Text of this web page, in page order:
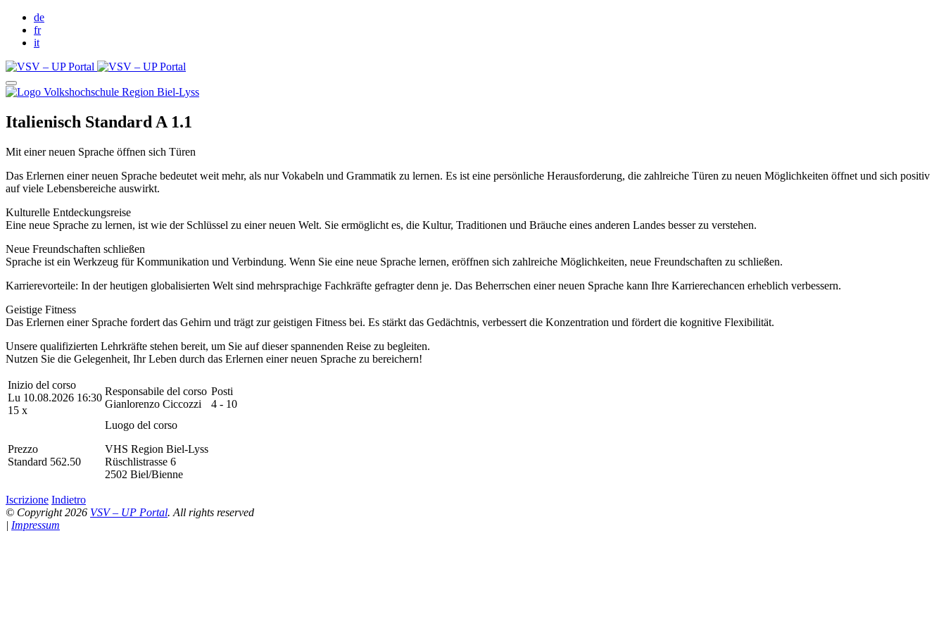
de
fr
it
Italienisch Standard A 1.1
Mit einer neuen Sprache öffnen sich Türen
Das Erlernen einer neuen Sprache bedeutet weit mehr, als nur Vokabeln und Grammatik zu lernen. Es ist eine persönliche Herausforderung, die zahlreiche Türen zu neuen Möglichkeiten öffnet und sich positiv
auf viele Lebensbereiche auswirkt.
Kulturelle Entdeckungsreise
Eine neue Sprache zu lernen, ist wie der Schlüssel zu einer neuen Welt. Sie ermöglicht es, die Kultur, Traditionen und Bräuche eines anderen Landes besser zu verstehen.
Neue Freundschaften schließen
Sprache ist ein Werkzeug für Kommunikation und Verbindung. Wenn Sie eine neue Sprache lernen, eröffnen sich zahlreiche Möglichkeiten, neue Freundschaften zu schließen.
Karrierevorteile: In der heutigen globalisierten Welt sind mehrsprachige Fachkräfte gefragter denn je. Das Beherrschen einer neuen Sprache kann Ihre Karrierechancen erheblich verbessern.
Geistige Fitness
Das Erlernen einer Sprache fordert das Gehirn und trägt zur geistigen Fitness bei. Es stärkt das Gedächtnis, verbessert die Konzentration und fördert die kognitive Flexibilität.
Unsere qualifizierten Lehrkräfte stehen bereit, um Sie auf dieser spannenden Reise zu begleiten.
Nutzen Sie die Gelegenheit, Ihr Leben durch das Erlernen einer neuen Sprache zu bereichern!
Inizio del corso
Lu 10.08.2026 16:30
15 x
Responsabile del corso
Gianlorenzo Ciccozzi
Posti
4 - 10
Prezzo
Standard 562.50
Luogo del corso
VHS Region Biel-Lyss
Rüschlistrasse 6
2502 Biel/Bienne
Iscrizione Indietro
© Copyright 2026 VSV – UP Portal. All rights reserved
| Impressum